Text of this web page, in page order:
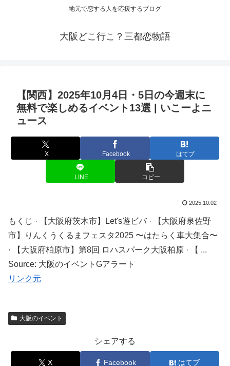
地元で恋する人を応援するブログ
大阪どこ行こ？三都恋物語
【関西】2025年10月4日・5日の今週末に
無料で楽しめるイベント 13選 | いこーよニ
ュース
X Facebook はてブ
LINE コピー
2025.10.02
もくじ · 【大阪府茨木市】Let's遊ビバ · 【大阪府泉佐野
市】りんくうくるまフェスタ2025 〜はたらく車大集合〜
· 【大阪府柏原市】第8回 ロハスパーク大阪柏原 · 【 ...
Source: 大阪のイベントGアラート
リンク元
大阪のイベント
シェアする
X Facebook はてブ